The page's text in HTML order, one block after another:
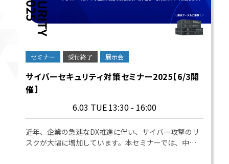
セミナー 受付終了 展示会
サイバーセキュリティ対策セミナー2025【6/3開
催】
6.03 TUE13:30 - 16:00
近年、企業の急速なDX推進に伴い、サイバー攻撃のリ
スクが大幅に増加しています。本セミナーでは、中…